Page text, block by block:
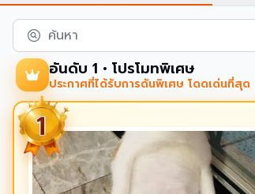
ค้นหา
อันดับ 1 • โปรโมทพิเศษ
ประกาศที่ได้รับการดันพิเศษ โดดเด่นที่สุด